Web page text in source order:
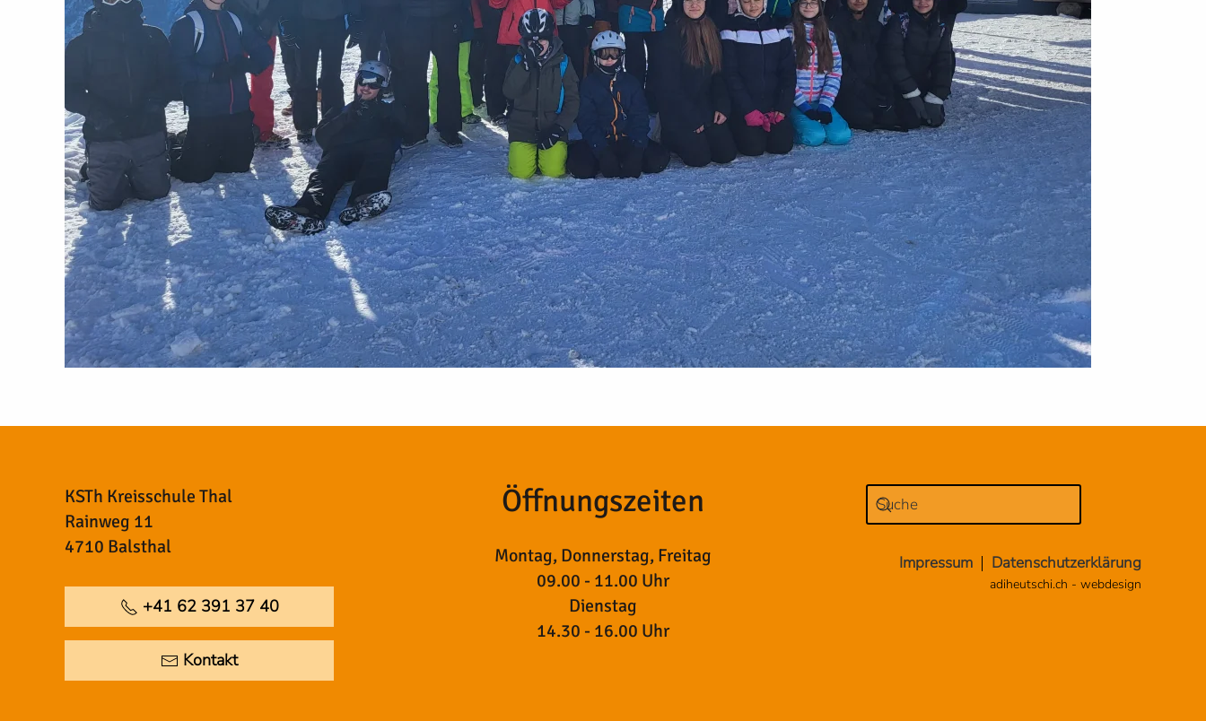
KSTh Kreisschule Thal
Rainweg 11
4710 Balsthal
+41 62 391 37 40
Kontakt
Öffnungszeiten
Montag, Donnerstag, Freitag
09.00 - 11.00 Uhr
Dienstag
14.30 - 16.00 Uhr
Impressum Datenschutzerklärung
adiheutschi.ch - webdesign